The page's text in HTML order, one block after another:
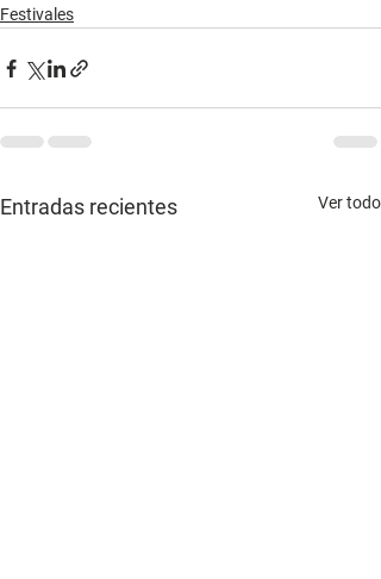
Festivales
Entradas recientes Ver todo